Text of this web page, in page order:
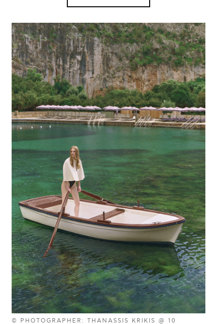
© PHOTOGRAPHER: THANASSIS KRIKIS @ 10